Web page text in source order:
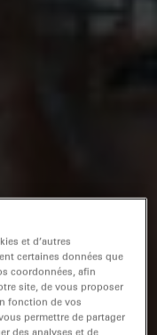
et d’autres
certaines données que
coordonnées, afin
site, de vous proposer
fonction de vos
permettre de partager
des analyses et de